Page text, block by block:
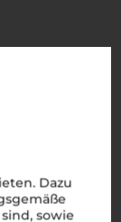
Dazu
sowie
vielseitig
der
Mit
und einer